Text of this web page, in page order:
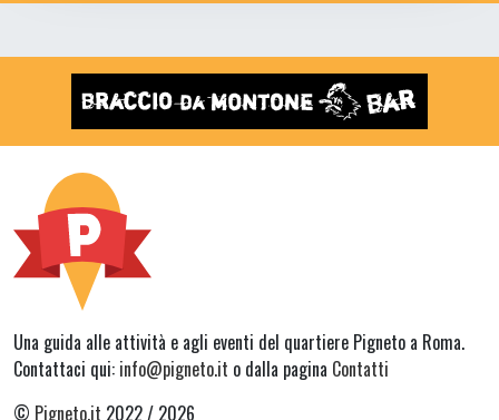
Una guida alle attività e agli eventi del quartiere Pigneto a Roma.
Contattaci qui: info@pigneto.it o dalla pagina Contatti
© Pigneto.it 2022 / 2026